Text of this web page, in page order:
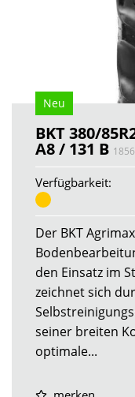
Neu
BKT 380/
A8 / 131 B
Verfügbarkeit:
Der BKT
den Einsatz im
zeichnet sich
seiner breiten
optimale...